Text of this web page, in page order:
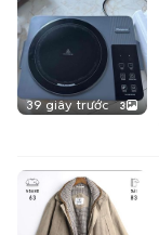
39 giây trước 3